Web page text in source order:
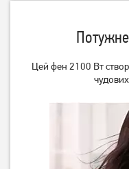
Фен Rowenta CV5820
Цей фен 2100 Вт